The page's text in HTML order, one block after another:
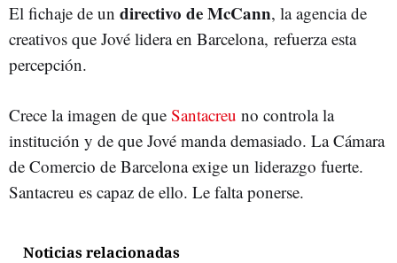
El fichaje de un directivo de McCann, la agencia de
creativos que Jové lidera en Barcelona, refuerza esta
percepción.
Crece la imagen de que Santacreu no controla la
institución y de que Jové manda demasiado. La Cámara
de Comercio de Barcelona exige un liderazgo fuerte.
Santacreu es capaz de ello. Le falta ponerse.
Noticias relacionadas